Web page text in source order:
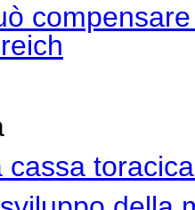
cassa